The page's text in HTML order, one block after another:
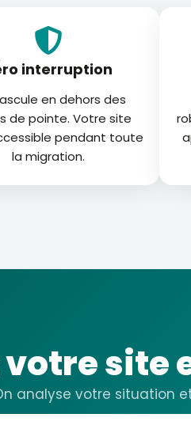
interruption
en dehors des
de pointe. Votre site
pendant toute
la migration.
site
analyse votre situation